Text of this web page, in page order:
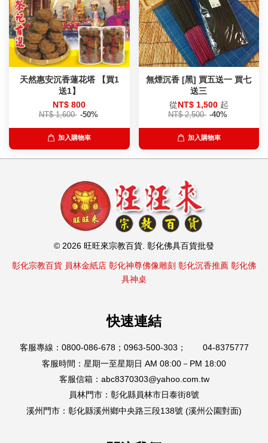
天然惠安沉香蓮花塔 【買1
送1】
NT$ 800
NT$ 1,600 -50%
加入購物車
無煙沉香 [黑] 買五送一 買七
送三
從NT$ 1,500 起
NT$ 2,500 -40%
加入購物車
© 2026 旺旺來宗教百貨. 彰化佛具百貨批發
彰化宗教百貨 員林金紙店 彰化神尊佛像雕刻 彰化沉香推薦 彰化佛
具神桌
快速連結
客服專線：0800-086-678；0963-500-303； 04-8375777
客服時間：星期一至星期日 AM 08:00－PM 18:00
客服信箱：abc8370303@yahoo.com.tw
員林門市：彰化縣員林市日泰街8號
溪州門市：彰化縣溪州鄉中央路三段138號 (溪州公園對面)